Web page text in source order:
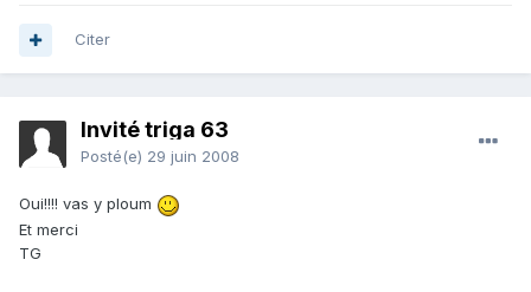
Citer
Invité triga 63
Posté(e) 29 juin 2008
Oui!!!! vas y ploum
Et merci
TG